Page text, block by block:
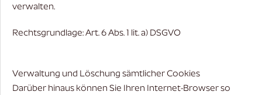
verwalten.
Rechtsgrundlage: Art. 6 Abs. 1 lit. a) DSGVO
Verwaltung und Löschung sämtlicher Cookies
Darüber hinaus können Sie Ihren Internet-Browser so